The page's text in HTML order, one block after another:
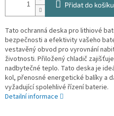
Přidat do košíku
Tato ochranná deska pro lithiové
bezpečnosti a efektivity vašeho
vestavěný obvod pro vyrovnání
životnosti. Přiložený chladič
nadbytečné teplo. Tato deska je
kol, přenosné energetické balíky a
vyžadující spolehlivé řízení baterie.
Detailní informace